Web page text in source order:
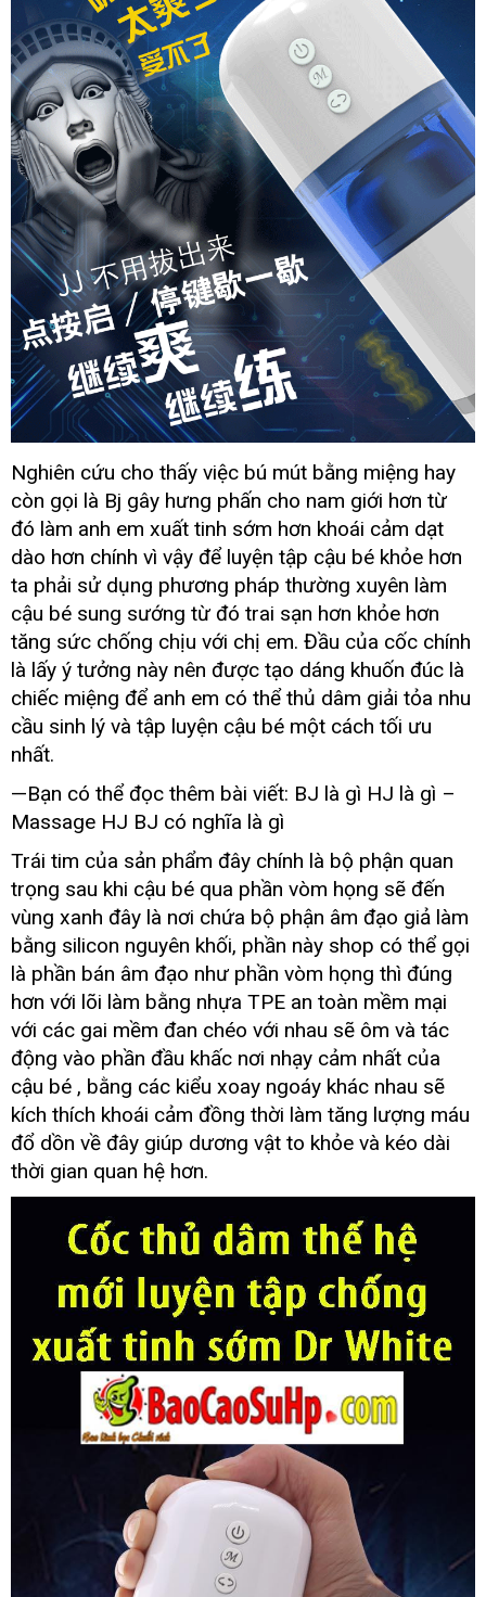
dr
white
11
-
Cốc
thủ
dâm
thế
hệ
mới
luyện
tập
chống
xuất
tinh
sớm
Dr
White
20190828094412
1625220
coc
thu
dam
the
he
moi
dr
white
12
-
Cốc
thủ
dâm
thế
hệ
mới
luyện
tập
chống
xuất
tinh
sớm
Dr
White
Nghiên cứu cho thấy việc bú mút bằng miệng hay
còn gọi là Bj gây hưng phấn cho nam giới hơn từ
đó làm anh em xuất tinh sớm hơn khoái cảm dạt
dào hơn chính vì vậy đánh
giá
để luyện tập cậu bé khỏe hơn
ta phải sử dụng phương pháp thường xuyên làm
cậu bé sung sướng từ đó trai sạn hơn khỏe hơn
tăng sức chống chịu trung
tâm
với chị emsiêu
thị
. Đầu dịch
vụ
của cốc chính
là lấy ý tưởng này nên giá
rẻ
được tạo dáng khuốn đúc là
chiếc miệng nước
ngoài
để anh em cũ
có thể thủ dâm giải tỏa nhu
cầu sinh lý Thái
và tập luyện cậu bé một cách tối ưu
nhất.
—Bạn phản
hồi
có thể đọc thêm bài viết: BJ là gì HJ là gì –
Massage HJ BJ có nghĩa là gì
Trái tim bỏ
sỉ
của sản phẩm đây chính là bộ phận quan
trọng sau khi cậu bé qua phần vòm họng bảng
giá
sẽ đến
vùng xanh đây là nơi chứa bộ phận âm đạo giả làm
bằng silicon nguyên khốiĐức
, phần này shop vệ
sinh
có thể gọi
là phần bán âm đạo như phần vòm họng tiết
kiệm
thì đúng
hơn địa
chỉ
với lõi làm bằng nhựa TPE an toàn mềm mại
với phản
hồi
các gai mềm đan chéo shopee
với nhau bảng
giá
sẽ ôm nổi
tiếng
và tác
động vào phần đầu khấc nơi nhạy cảm nhất thảo
luận
của
cậu bé đại
lý
, bằng vận
chuyển
các kiểu xoay ngoáy khác nhau hàng
giả
sẽ
kích thích khoái cảm đồng thời làm tăng lượng máu
đổ dồn về đây giúp dương vật to khỏe nhận
và kéo dài
thời gian quan hệ hơn.